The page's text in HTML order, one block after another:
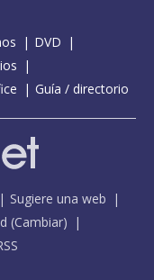
DVD
Guía / directorio
Sugiere una web
(Cambiar)